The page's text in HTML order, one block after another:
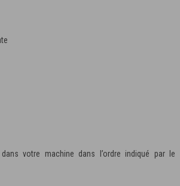
votre machine dans l’ordre indiqué par le